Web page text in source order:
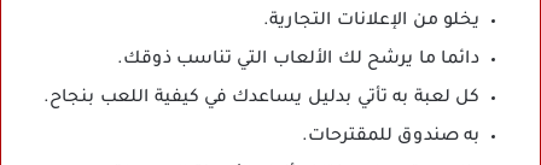
يخلو من الإعلانات التجارية.
دائما ما يرشح لك الألعاب التي تناسب ذوقك.
كل لعبة به تأتي بدليل يساعدك في كيفية اللعب بنجاح.
به صندوق للمقترحات.